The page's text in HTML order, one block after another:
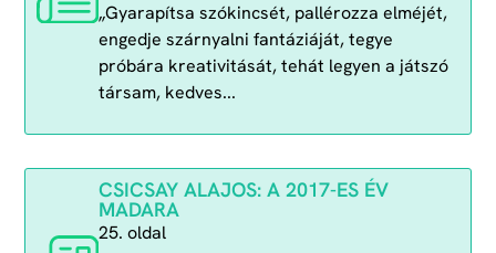
„Gyarapítsa szókincsét, pallérozza elméjét,
engedje szárnyalni fantáziáját, tegye
próbára kreativitását, tehát legyen a játszó
társam, kedves...
CSICSAY ALAJOS: A 2017-ES ÉV
MADARA
25. oldal